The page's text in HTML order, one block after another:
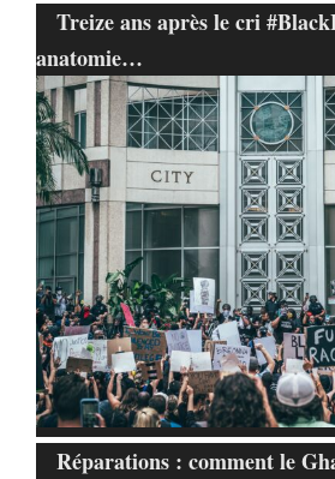
Treize ans après le cri
anatomie…
Réparations : comment le